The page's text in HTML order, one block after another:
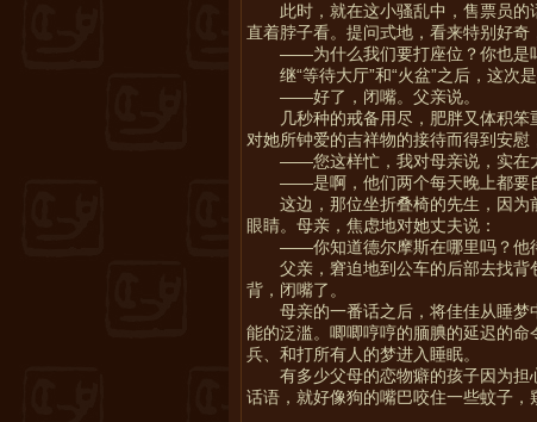
此时，就在这小骚乱中，售票员
直着脖子看。提问式地，看来特别好奇
——为什么我们要打座位？你也是
继“等待大厅”和“火盆”之后，这次
——好了，闭嘴。父亲说。
几秒种的戒备用尽，肥胖又体积
对她所钟爱的吉祥物的接待而得到安慰
——您这样忙，我对母亲说，实在
——是啊，他们两个每天晚上都要
这边，那位坐折叠椅的先生，因
眼睛。母亲，焦虑地对她丈夫说：
——你知道德尔摩斯在哪里吗？他
父亲，窘迫地到公车的后部去找
背，闭嘴了。
母亲的一番话之后，将佳佳从睡
能的泛滥。唧唧哼哼的腼腆的延迟的
兵、和打所有人的梦进入睡眠。
有多少父母的恋物癖的孩子因为
话语，就好像狗的嘴巴咬住一些蚊子，